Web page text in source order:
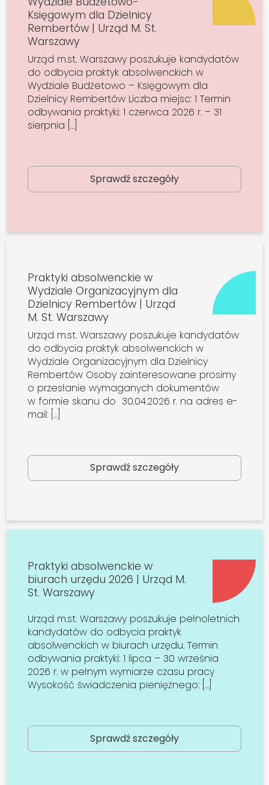
Księgowym dla Dzielnicy
Rembertów | Urząd M. St.
Warszawy
Urząd m.st. Warszawy poszukuje kandydatów
do odbycia praktyk absolwenckich w
Wydziale Budżetowo – Księgowym dla
Dzielnicy Rembertów Liczba miejsc: 1 Termin
odbywania praktyki: 1 czerwca 2026 r. – 31
sierpnia […]
Sprawdź szczegóły
Praktyki absolwenckie w
Wydziale Organizacyjnym dla
Dzielnicy Rembertów | Urząd
M. St. Warszawy
Urząd m.st. Warszawy poszukuje kandydatów
do odbycia praktyk absolwenckich w
Wydziale Organizacyjnym dla Dzielnicy
Rembertów Osoby zainteresowane prosimy
o przesłanie wymaganych dokumentów
w formie skanu do 30.04.2026 r. na adres e-
mail: […]
Sprawdź szczegóły
Praktyki absolwenckie w
biurach urzędu 2026 | Urząd M.
St. Warszawy
Urząd m.st. Warszawy poszukuje pełnoletnich
kandydatów do odbycia praktyk
absolwenckich w biurach urzędu. Termin
odbywania praktyki: 1 lipca – 30 września
2026 r. w pełnym wymiarze czasu pracy
Wysokość świadczenia pieniężnego: […]
Sprawdź szczegóły